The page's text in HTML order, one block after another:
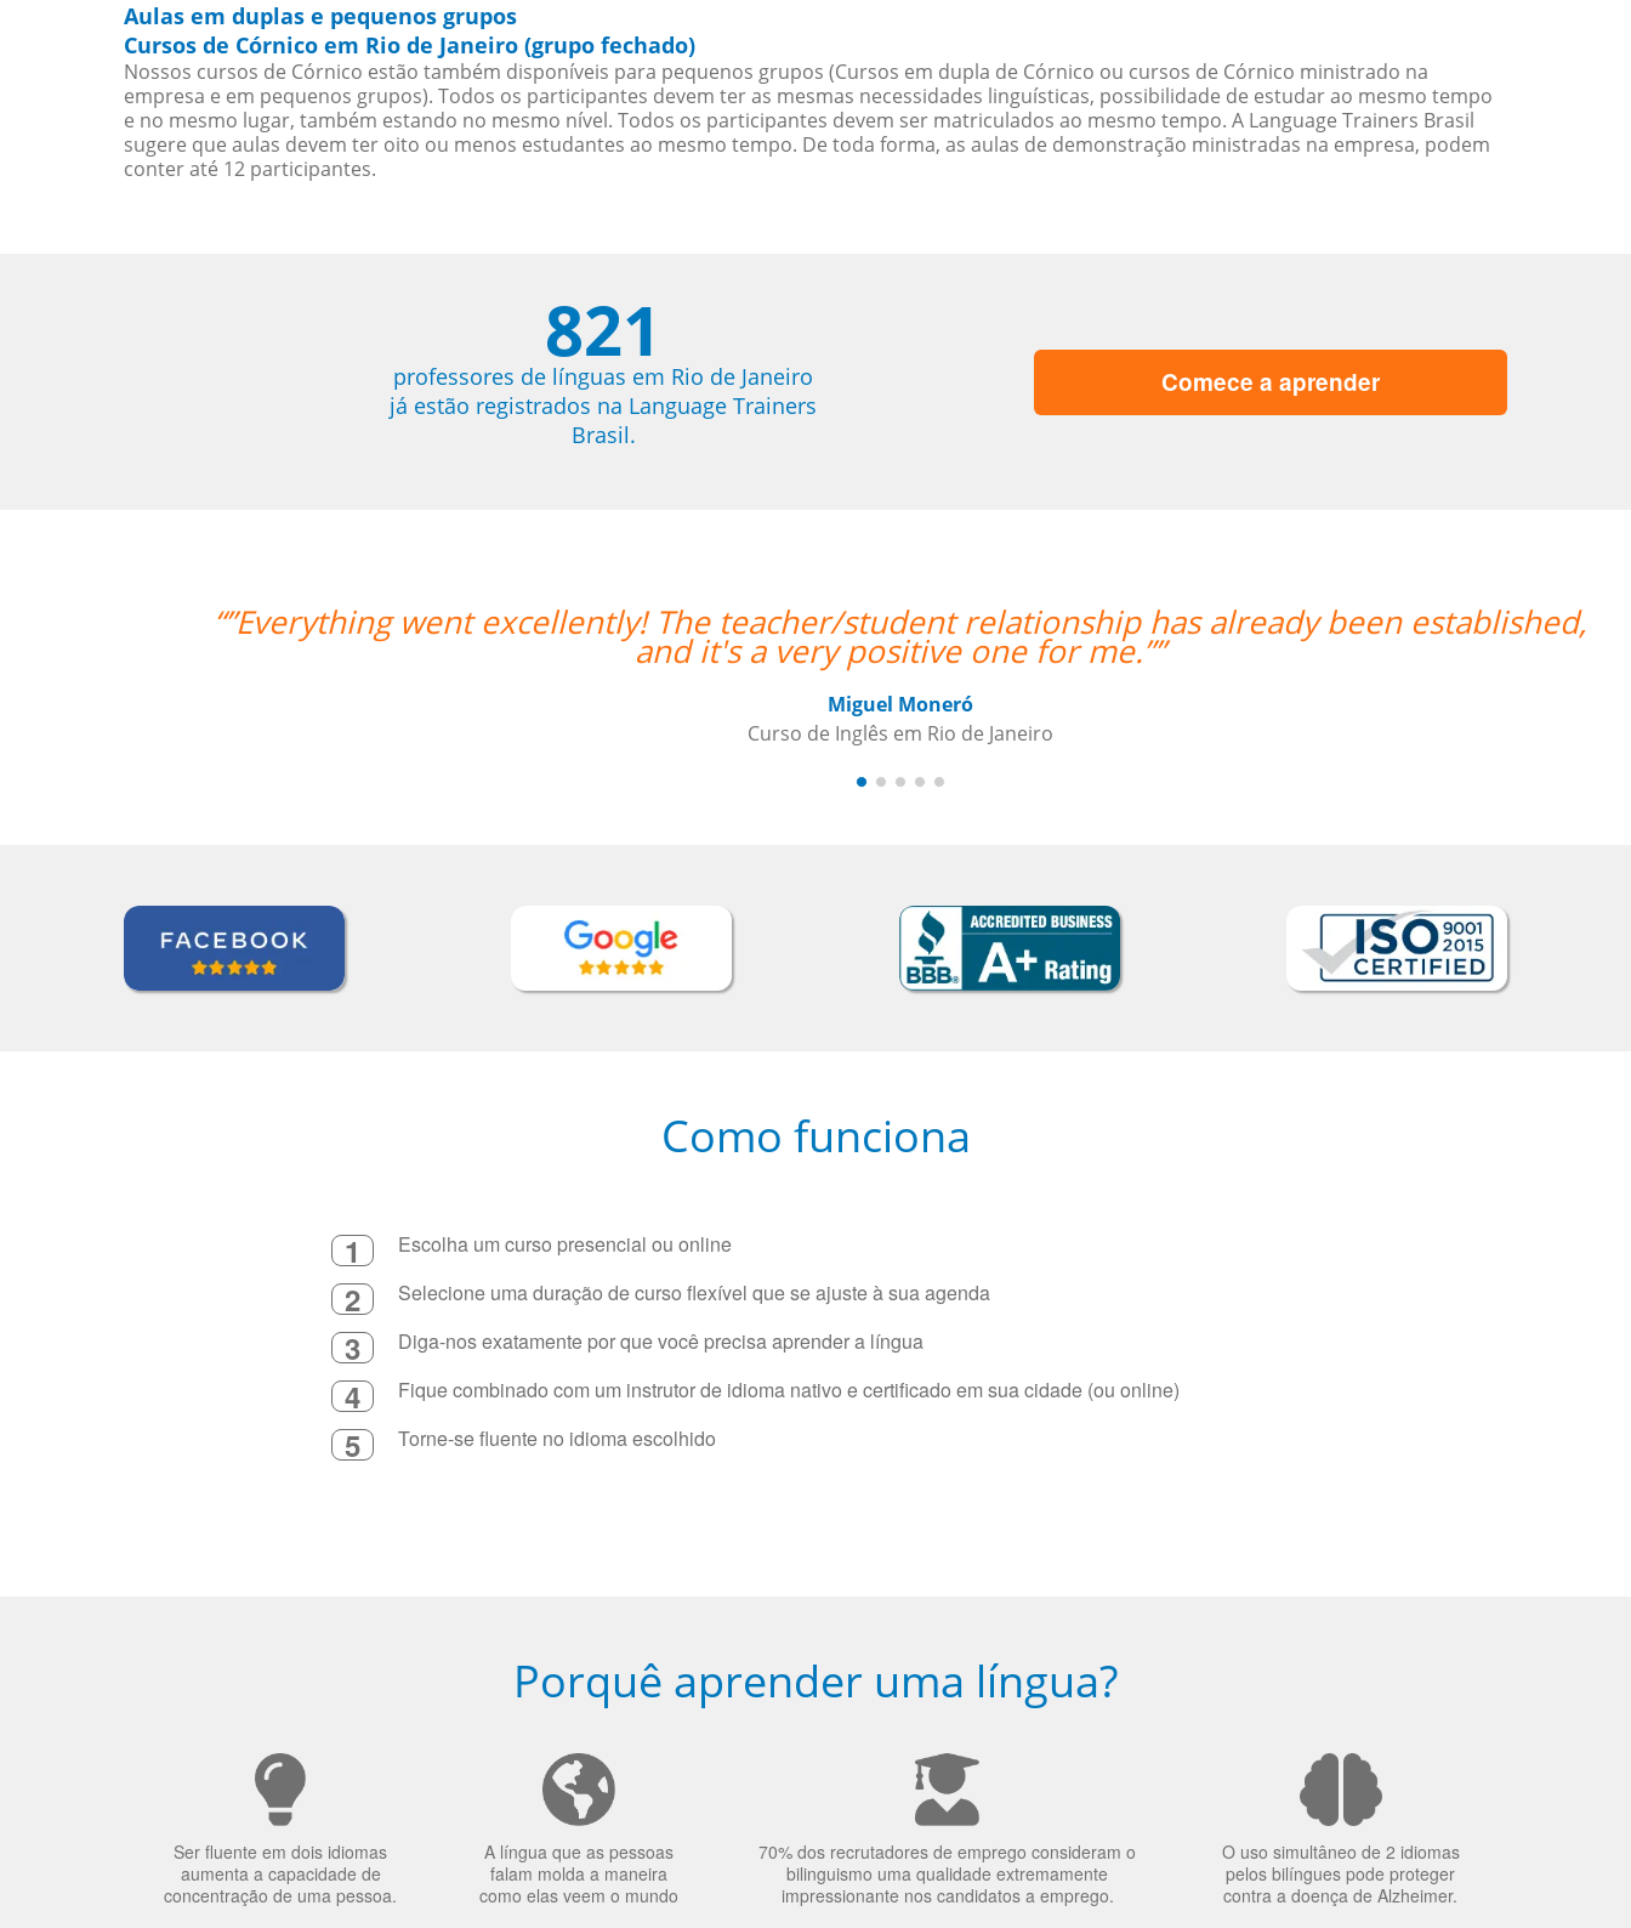
Aulas em duplas e pequenos grupos
Cursos de Córnico em Rio de Janeiro (grupo fechado)
Nossos cursos de Córnico estão também disponíveis para pequenos grupos (Cursos em dupla de Córnico ou cursos de Córnico ministrado na
empresa e em pequenos grupos). Todos os participantes devem ter as mesmas necessidades linguísticas, possibilidade de estudar ao mesmo tempo
e no mesmo lugar, também estando no mesmo nível. Todos os participantes devem ser matriculados ao mesmo tempo. A Language Trainers Brasil
sugere que aulas devem ter oito ou menos estudantes ao mesmo tempo. De toda forma, as aulas de demonstração ministradas na empresa, podem
conter até 12 participantes.
821
professores de línguas em Rio de Janeiro
já estão registrados na Language Trainers
Brasil.
Comece a aprender
The teacher/student relationship has already been established,
and it's a very positive one for me.””
“”Venho o professor Marcus da
mostrou sempre comprometido
Como funciona
1 Escolha um curso presencial ou online
2 Selecione uma duração de curso flexível que se ajuste à sua agenda
3 Diga-nos exatamente por que você precisa aprender a língua
4 Fique combinado com um instrutor de idioma nativo e certificado em sua cidade (ou online)
5 Torne-se fluente no idioma escolhido
Porquê aprender uma língua?
Ser fluente em dois idiomas
aumenta a capacidade de
concentração de uma pessoa.
A língua que as pessoas
falam molda a maneira
como elas veem o mundo
70% dos recrutadores de emprego consideram o
bilinguismo uma qualidade extremamente
impressionante nos candidatos a emprego.
O uso simultâneo de 2 idiomas
pelos bilíngues pode proteger
contra a doença de Alzheimer.